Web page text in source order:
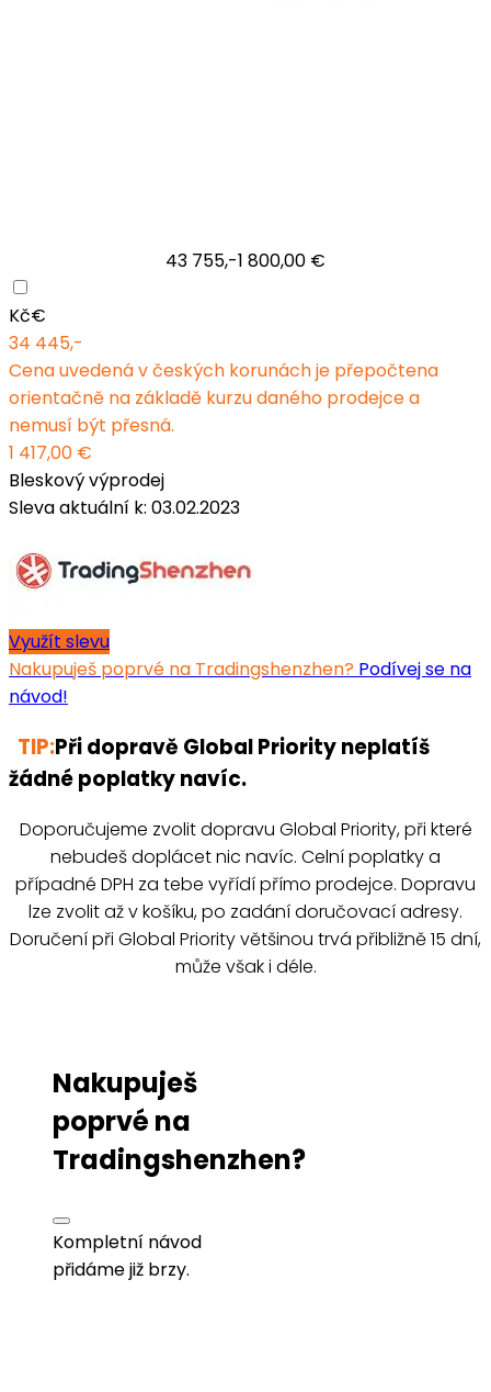
43 755,-1 800,00 €
Kč€
34 445,-
Cena uvedená v českých korunách je přepočtena
orientačně na základě kurzu daného prodejce a
nemusí být přesná.
1 417,00 €
Bleskový výprodej
Sleva aktuální k: 03.02.2023
Využít slevu
Nakupuješ poprvé na Tradingshenzhen? Podívej se na
návod!
TIP:Při dopravě Global Priority neplatíš
žádné poplatky navíc.
Doporučujeme zvolit dopravu Global Priority, při které
nebudeš doplácet nic navíc. Celní poplatky a
případné DPH za tebe vyřídí přímo prodejce. Dopravu
lze zvolit až v košíku, po zadání doručovací adresy.
Doručení při Global Priority většinou trvá přibližně 15 dní,
může však i déle.
Nakupuješ
poprvé na
Tradingshenzhen?
Kompletní návod
přidáme již brzy.